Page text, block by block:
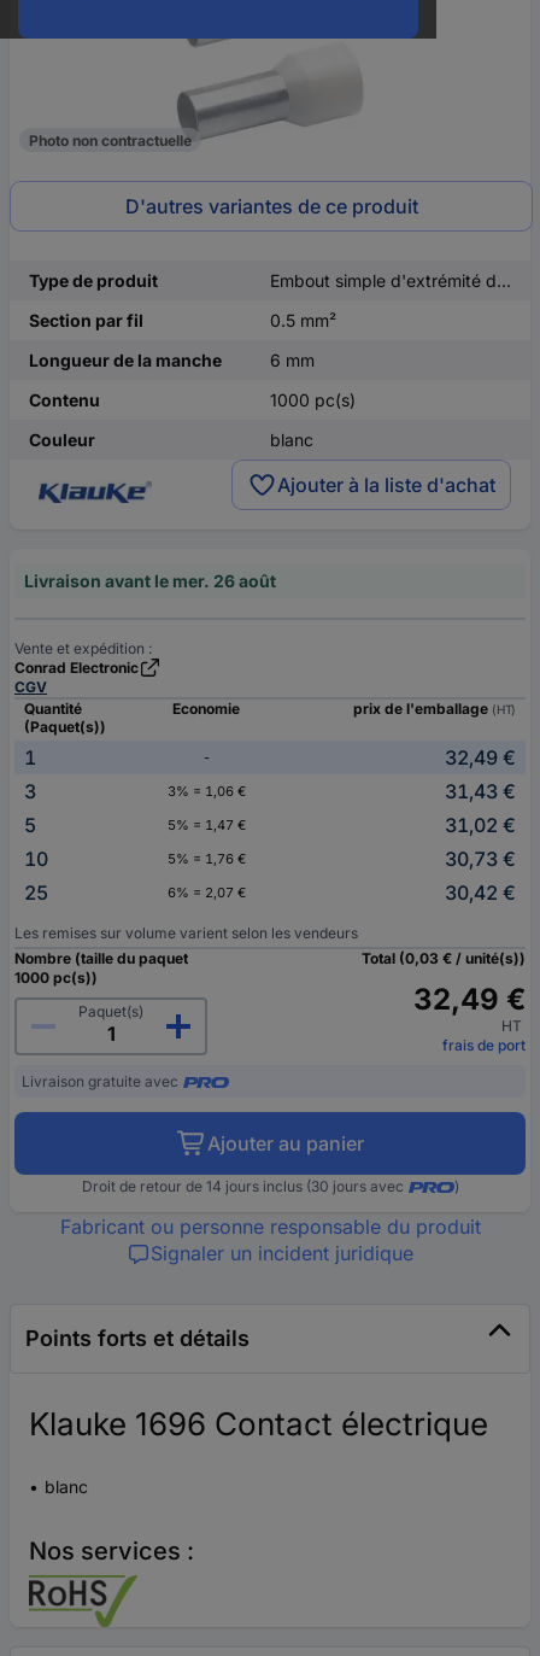
Photo non contractuelle
D'autres variantes de ce produit
Type de produit
Embout simple d'extrémité de câble
Section par fil
0.5 mm²
Longueur de la manche
6 mm
Contenu
1000 pc(s)
Couleur
blanc
Ajouter à la liste d'achat
Livraison avant le mer. 26 août
Vente et expédition :
Conrad Electronic
CGV
Quantité
(Paquet(s))
Economie prix de l'emballage (HT)
1 -
32,49 €
3
3% = 1,06 €
31,43 €
5
5% = 1,47 €
31,02 €
10
5% = 1,76 €
30,73 €
25
6% = 2,07 € 30,42 €
Les remises sur volume varient selon les vendeurs
Nombre (taille du paquet
1000 pc(s))
Paquet(s)
Total (0,03 € / unité(s))
32,49 €
HT
frais de port
Livraison gratuite avec
Ajouter au panier
Droit de retour de 14 jours inclus (30 jours avec )
Fabricant ou personne responsable du produit
Signaler un incident juridique
Points forts et détails
Klauke 1696 Contact électrique
blanc
Nos services :